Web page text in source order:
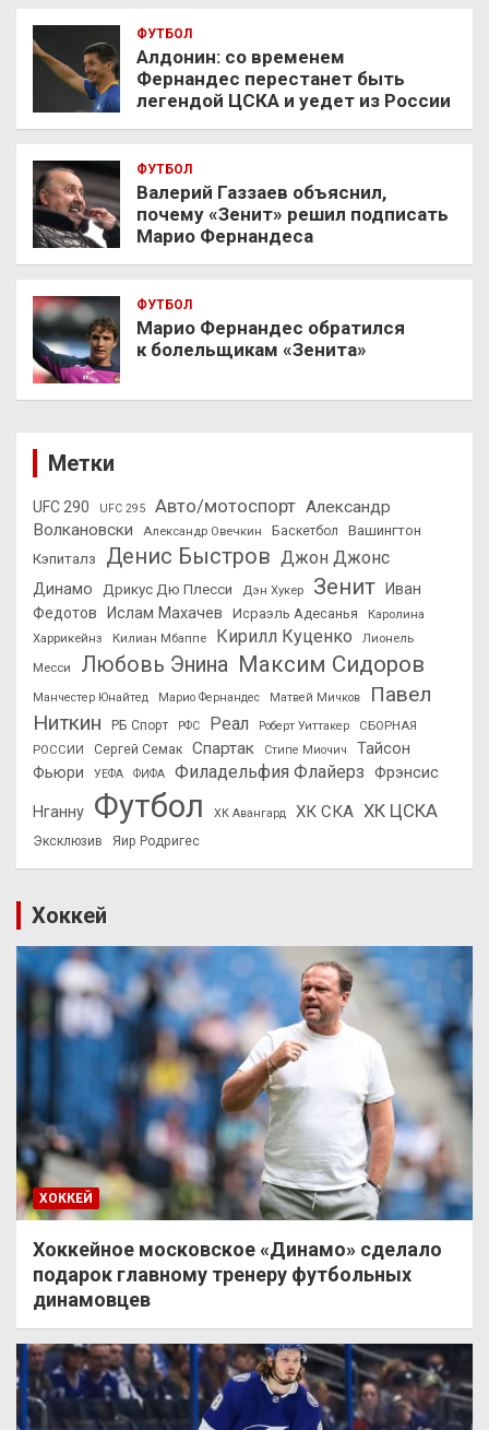
ФУТБОЛ
Алдонин: со временем
Фернандес перестанет быть
легендой ЦСКА и уедет из России
ФУТБОЛ
Валерий Газзаев объяснил,
почему «Зенит» решил подписать
Марио Фернандеса
ФУТБОЛ
Марио Фернандес обратился
к болельщикам «Зенита»
Метки
UFC 290 UFC 295 Авто/мотоспорт Александр
Волкановски
Александр Овечкин Баскетбол
Вашингтон
Кэпиталз
Денис Быстров Джон Джонс
Динамо Дрикус Дю Плесси Дэн Хукер Зенит
Иван
Федотов
Ислам Махачев Исраэль Адесанья
Каролина
Харрикейнз
Килиан Мбаппе Кирилл Куценко
Лионель
Месси
Любовь Энина Максим Сидоров
Манчестер Юнайтед Марио Фернандес Матвей Мичков
Павел
Ниткин
РБ Спорт РФС Реал Роберт Уиттакер
СБОРНАЯ
РОССИИ
Сергей Семак Спартак Стипе Миочич
Тайсон
Фьюри
УЕФА ФИФА Филадельфия Флайерз Фрэнсис
Нганну Футбол ХК Авангард ХК СКА ХК ЦСКА
Эксклюзив Яир Родригес
Хоккей
ХОККЕЙ
Хоккейное московское «Динамо» сделало
подарок главному тренеру футбольных
динамовцев